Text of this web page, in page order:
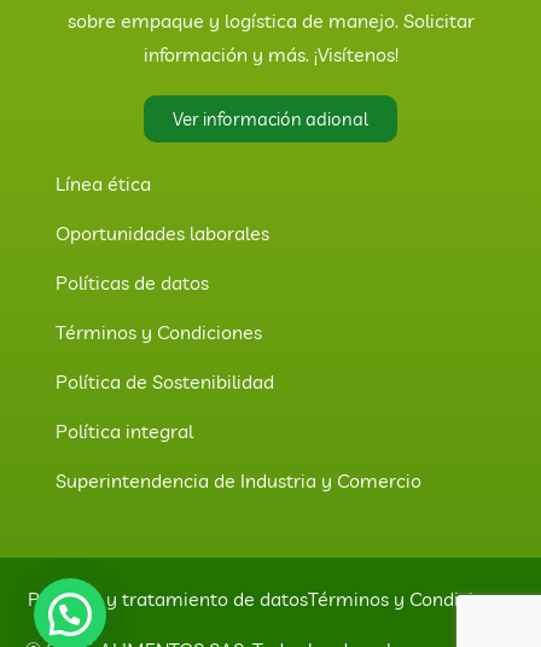
sobre empaque y logística de manejo. Solicitar
información y más. ¡Visítenos!
Ver información adional
Línea ética
Oportunidades laborales
Políticas de datos
Términos y Condiciones
Política de Sostenibilidad
Política integral
Superintendencia de Industria y Comercio
Políticas y tratamiento de datosTérminos y Condiciones